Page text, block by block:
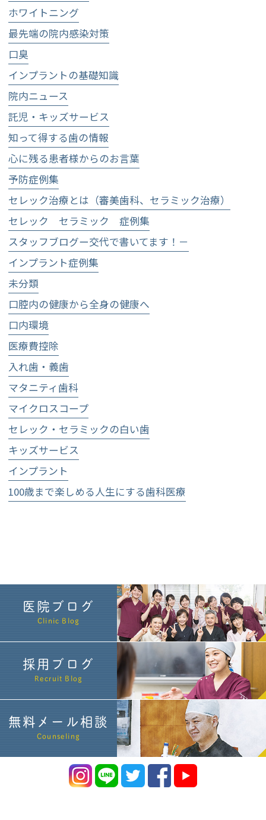
ホワイトニング
最先端の院内感染対策
口臭
インプラントの基礎知識
院内ニュース
託児・キッズサービス
知って得する歯の情報
心に残る患者様からのお言葉
予防症例集
セレック治療とは（審美歯科、セラミック治療）
セレック セラミック 症例集
スタッフブログー交代で書いてます！－
インプラント症例集
未分類
口腔内の健康から全身の健康へ
口内環境
医療費控除
入れ歯・義歯
マタニティ歯科
マイクロスコープ
セレック・セラミックの白い歯
キッズサービス
インプラント
100歳まで楽しめる人生にする歯科医療
医院ブログ
Clinic Blog
採用ブログ
Recruit Blog
無料メール相談
Counseling